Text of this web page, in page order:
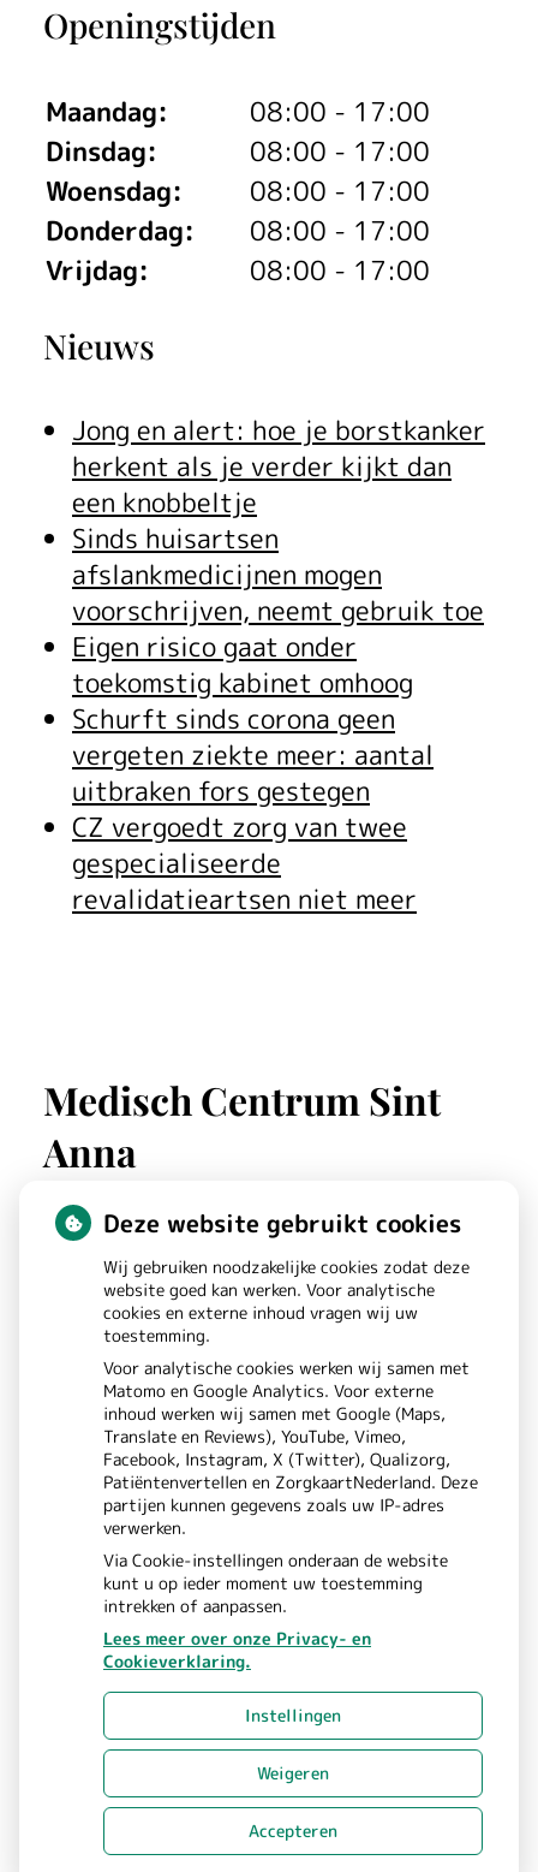
Openingstijden
Maandag:
08:00 - 17:00
Dinsdag:
08:00 - 17:00
Woensdag:
08:00 - 17:00
Donderdag:
08:00 - 17:00
Vrijdag:
08:00 - 17:00
Nieuws
Jong en alert: hoe je borstkanker
herkent als je verder kijkt dan
een knobbeltje
Sinds huisartsen
afslankmedicijnen mogen
voorschrijven, neemt gebruik toe
Eigen risico gaat onder
toekomstig kabinet omhoog
Schurft sinds corona geen
vergeten ziekte meer: aantal
uitbraken fors gestegen
CZ vergoedt zorg van twee
gespecialiseerde
revalidatieartsen niet meer
Medisch Centrum Sint
Anna
St. Annastraat180
6525GWNIJMEGEN
Bezoek
onze
Instagram
pagina
Uw Zorg Online
Privacy verklaring|Cookie-
|Voorwaarden
Deze website gebruikt cookies
Wij gebruiken noodzakelijke cookies zodat deze
website goed kan werken. Voor analytische
cookies en externe inhoud vragen wij uw
toestemming.
Voor analytische cookies werken wij samen met
Matomo en Google Analytics. Voor externe
inhoud werken wij samen met Google (Maps,
Translate en Reviews), YouTube, Vimeo,
Facebook, Instagram, X (Twitter), Qualizorg,
Patiëntenvertellen en ZorgkaartNederland. Deze
partijen kunnen gegevens zoals uw IP-adres
verwerken.
Via Cookie-instellingen onderaan de website
kunt u op ieder moment uw toestemming
intrekken of aanpassen.
Lees meer over onze Privacy- en
Cookieverklaring.
Instellingen
Weigeren
Accepteren